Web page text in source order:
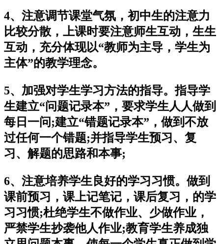
4、注意调节课堂气氛，初中生的注意力
比较分散，上课时要注意师生互动，生生
互动，充分体现以“教师为主导，学生为
主体”的教学理念。
5、加强对学生学习方法的指导。指导学
生建立“问题记录本”，要求学生人人做到
每日一问;建立“错题记录本”，做到不放
过任何一个错题;并指导学生预习、复
习、解题的思路和本事;
6、注意培养学生良好的学习习惯。做到
课前预习，课上记笔记，课后复习，的学
习习惯;杜绝学生不做作业、少做作业，
严禁学生抄袭他人作业;教育学生养成独